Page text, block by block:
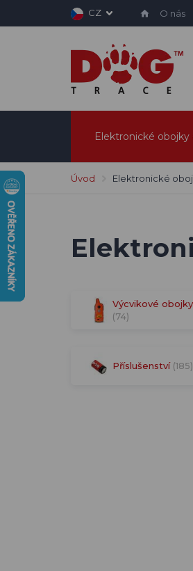
CZ O nás
Elektronické obojky
Úvod Elektronické
Výcvikové obojky
(74)
Příslušenství (185)